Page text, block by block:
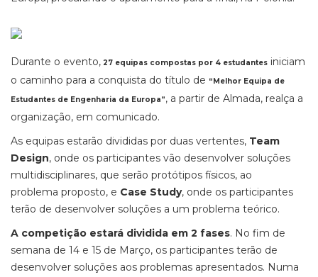
Durante o evento, 27 equipas compostas por 4 estudantes iniciam
o caminho para a conquista do título de “Melhor Equipa de
Estudantes de Engenharia da Europa”, a partir de Almada, realça a
organização, em comunicado.
As equipas estarão divididas por duas vertentes, Team
Design, onde os participantes vão desenvolver soluções
multidisciplinares, que serão protótipos físicos, ao
problema proposto, e Case Study, onde os participantes
terão de desenvolver soluções a um problema teórico.
A competição estará dividida em 2 fases. No fim de
semana de 14 e 15 de Março, os participantes terão de
desenvolver soluções aos problemas apresentados. Numa